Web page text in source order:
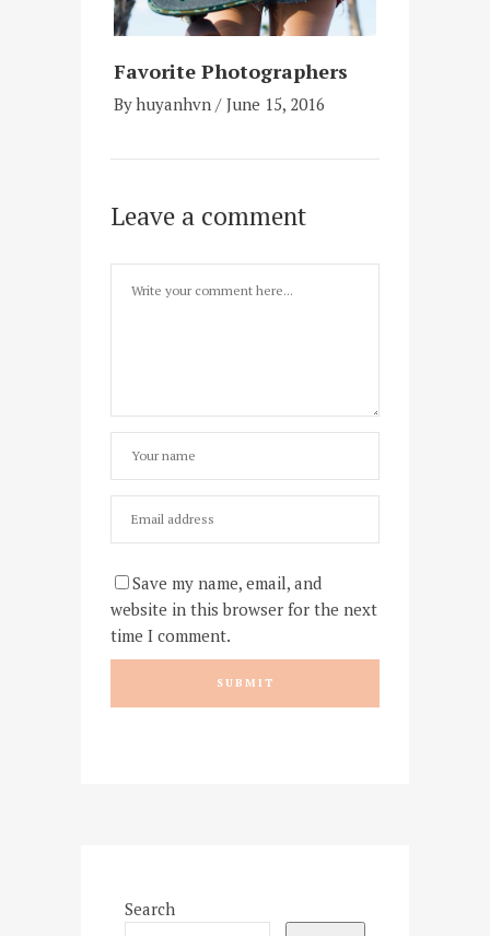
Favorite Photographers
Byhuyanhvn June 15, 2016
Leave a comment
Save my name, email, and
website in this browser for the next
time I comment.
Search